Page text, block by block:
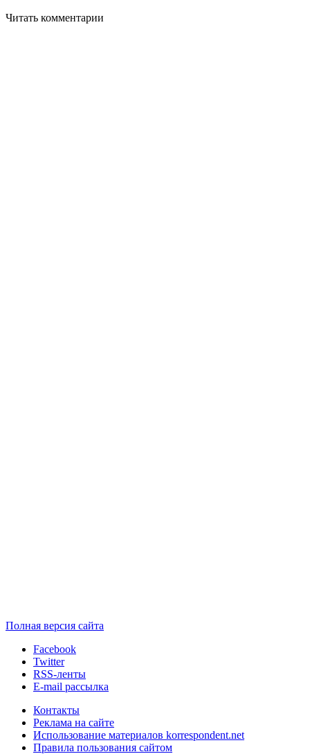
Читать комментарии
Полная версия сайта
Facebook
Twitter
RSS-ленты
E-mail рассылка
Контакты
Реклама на сайте
Использование материалов korrespondent.net
Правила пользования сайтом